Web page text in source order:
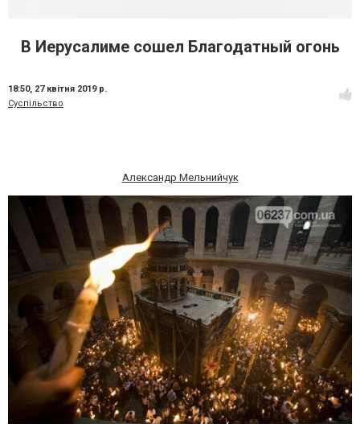
В Иерусалиме сошел Благодатный огонь
18:50, 27 квітня 2019 р.
Суспільство
Александр Мельнийчук